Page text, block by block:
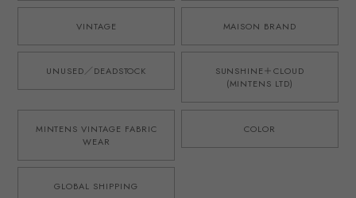
VINTAGE MAISON BRAND
UNUSED／DEADSTOCK
SUNSHINE＋CLOUD
(MINTENS LTD)
MINTENS VINTAGE FABRIC
WEAR
COLOR
GLOBAL SHIPPING